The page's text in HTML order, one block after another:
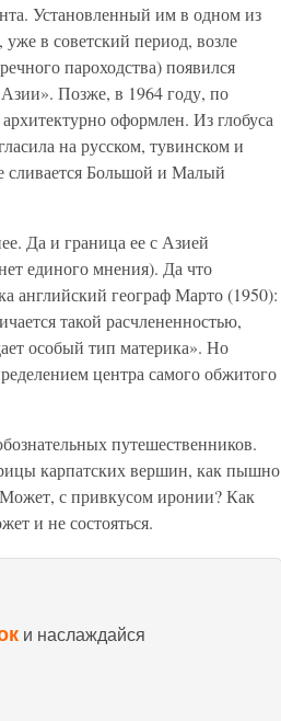
Установленный им в одном из
в советский период, возле
пароходства) появился
Позже, в 1964 году, по
оформлен. Из глобуса
на русском, тувинском и
сливается Большой и Малый
Да и граница ее с Азией
единого мнения). Да что
английский географ Марто (1950):
такой расчлененностью,
особый тип материка». Но
центра самого обжитого
путешественников.
карпатских вершин, как пышно
Может, с привкусом иронии? Как
и не состояться.
и наслаждайся